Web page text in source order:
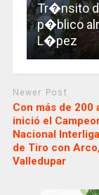
Tr�nsito
p�blico
L�pez
Newer Post
Con más de 200
inició el
Nacional
de Tiro con
Valledupar